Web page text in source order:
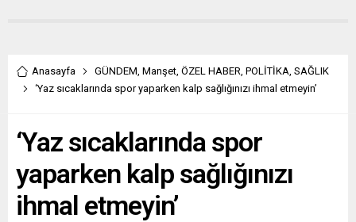
Anasayfa GÜNDEM Manşet ÖZEL HABER POLİTİKA SAĞLIK
‘Yaz sıcaklarında spor yaparken kalp sağlığınızı ihmal etmeyin’
‘Yaz sıcaklarında spor
yaparken kalp sağlığınızı
ihmal etmeyin’